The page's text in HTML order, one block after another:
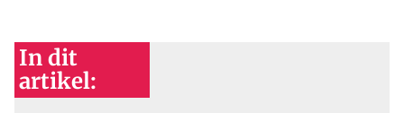
In dit
artikel: